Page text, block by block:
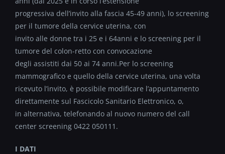
progressiva dell’invito alla fascia 45-49 anni), lo screening
per il tumore della cervice uterina, con
invito alle donne tra i 25 e i 64anni e lo screening per il
tumore del colon-retto con convocazione
degli assistiti dai 50 ai 74 anni.Per lo screening
mammografico e quello della cervice uterina, una volta
ricevuto l’invito, è possibile modificare l’appuntamento
direttamente sul Fascicolo Sanitario Elettronico, o,
in alternativa, telefonando al nuovo numero del call
center screening 0422 050111.
I DATI